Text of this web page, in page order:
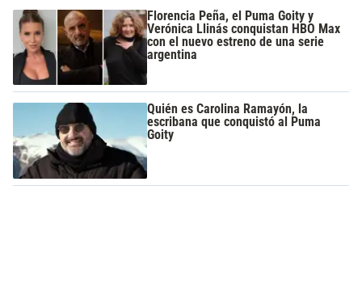
Florencia Peña, el Puma Goity y
Verónica Llinás conquistan HBO Max
con el nuevo estreno de una serie
argentina
Quién es Carolina Ramayón, la
escribana que conquistó al Puma
Goity